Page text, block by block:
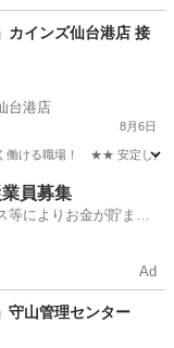
インズ仙台港店 接
台港店
8月6日
場！ ★★ 安定した会社で
員募集
等によりお金が貯まり
Ad
守山管理センター